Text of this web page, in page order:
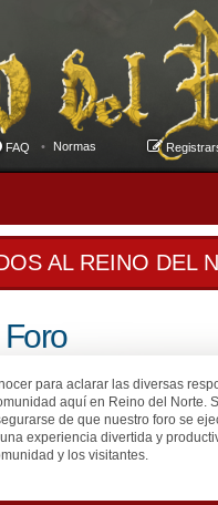
FAQ Normas
AL REINO DEL
para aclarar las diversas
aquí en Reino del Norte.
de que nuestro foro se
experiencia divertida y
y los visitantes.